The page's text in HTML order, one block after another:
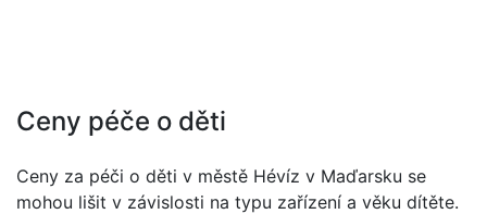
Ceny péče o děti
Ceny za péči o děti v městě Hévíz v Maďarsku se
mohou lišit v závislosti na typu zařízení a věku dítěte.